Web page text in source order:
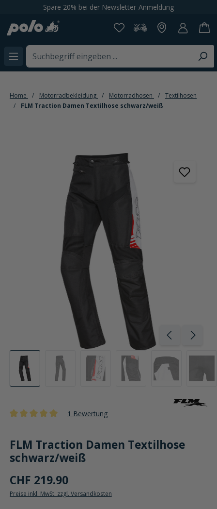
springenSpare 20% bei der Newsletter-Anmeldung
Home Motorradbekleidung Motorradhosen
Textilhosen
FLM Traction Damen Textilhose schwarz/weiß
Bildergalerie überspringen
1 Bewertung
FLM Traction Damen Textilhose
schwarz/weiß
CHF 219.90
Preise inkl. MwSt. zzgl. Versandkosten